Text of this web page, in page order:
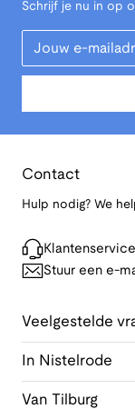
Schrijf je nu in op
Your Email
Contact
Hulp nodig? We
Klantenservice
Stuur een e-
Veelgestelde
In Nistelrode
Van Tilburg